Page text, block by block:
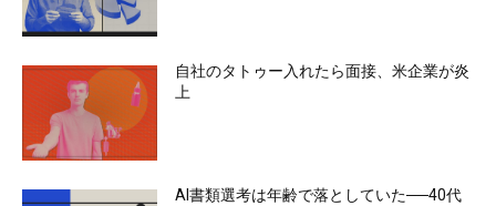
自社のタトゥー入れたら面接、米企業が炎
上
AI書類選考は年齢で落としていた──40代